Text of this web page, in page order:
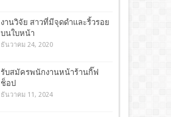
งานวิจัย สาวที่มีจุดดำและริ้วรอย
บนใบหน้า
ธันวาคม 24, 2020
รับสมัครพนักงานหน้าร้านกิ๊ฟ
ช็อป
ธันวาคม 11, 2024